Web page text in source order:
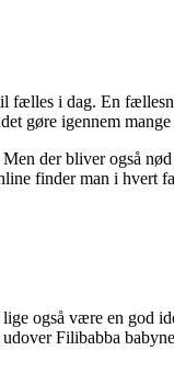
fælles i dag. En
gøre igennem
der bliver også
finder man i
også være en god
Filibabba